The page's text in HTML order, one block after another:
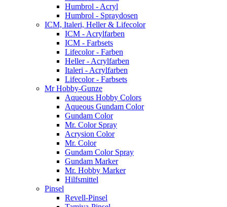
Humbrol - Acryl
Humbrol - Spraydosen
ICM, Italeri, Heller & Lifecolor
ICM - Acrylfarben
ICM - Farbsets
Lifecolor - Farben
Heller - Acrylfarben
Italeri - Acrylfarben
Lifecolor - Farbsets
Mr Hobby-Gunze
Aqueous Hobby Colors
Aqueous Gundam Color
Gundam Color
Mr. Color Spray
Acrysion Color
Mr. Color
Gundam Color Spray
Gundam Marker
Mr. Hobby Marker
Hilfsmittel
Pinsel
Revell-Pinsel